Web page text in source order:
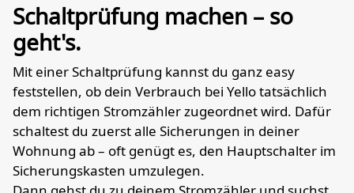
Schaltprüfung machen – so
geht's.
Mit einer Schaltprüfung kannst du ganz easy
feststellen, ob dein Verbrauch bei Yello tatsächlich
dem richtigen Stromzähler zugeordnet wird. Dafür
schaltest du zuerst alle Sicherungen in deiner
Wohnung ab – oft genügt es, den Hauptschalter im
Sicherungskasten umzulegen.